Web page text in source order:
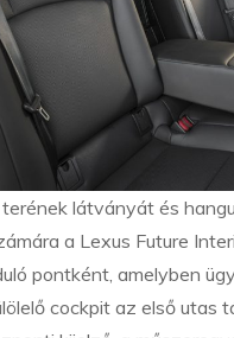
látványát és
a Lexus Future
pontként, amelyben
cockpit az első utas